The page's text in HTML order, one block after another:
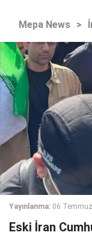
Mepa News >
Yayınlanma: 06
Eski İran